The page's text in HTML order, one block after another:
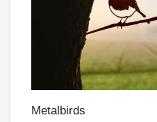
Metalbirds